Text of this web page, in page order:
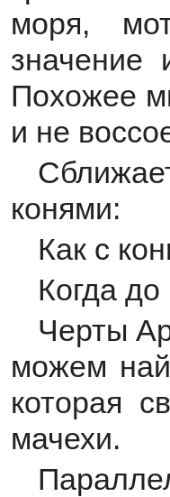
моря,
значение
Похожее
и не
конями:
Как с
Когда
Черты
можем
которая
мачехи.